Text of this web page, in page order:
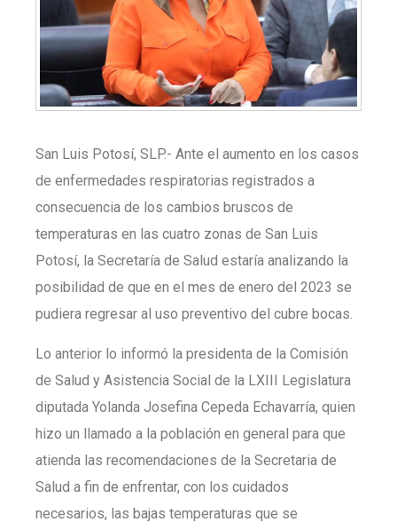
San Luis Potosí, SLP.- Ante el aumento en los casos
de enfermedades respiratorias registrados a
consecuencia de los cambios bruscos de
temperaturas en las cuatro zonas de San Luis
Potosí, la Secretaría de Salud estaría analizando la
posibilidad de que en el mes de enero del 2023 se
pudiera regresar al uso preventivo del cubre bocas.
Lo anterior lo informó la presidenta de la Comisión
de Salud y Asistencia Social de la LXIII Legislatura
diputada Yolanda Josefina Cepeda Echavarría, quien
hizo un llamado a la población en general para que
atienda las recomendaciones de la Secretaria de
Salud a fin de enfrentar, con los cuidados
necesarios, las bajas temperaturas que se